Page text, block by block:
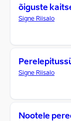
õiguste
Signe Riisalo
Signe Riisalo
Nootele